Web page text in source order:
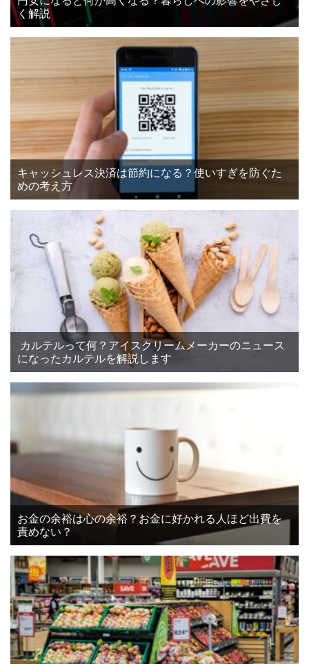
く解説
キャッシュレス決済は節約になる？使いすぎを防ぐた
めの考え方
カルテルって何？アイスクリームメーカーのニュース
になったカルテルを解説します
お金の余裕は心の余裕？お金に好かれる人ほど出費を
責めない？